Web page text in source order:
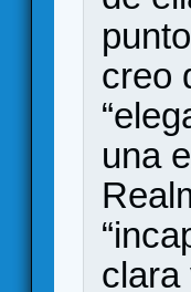
creo
una
clara